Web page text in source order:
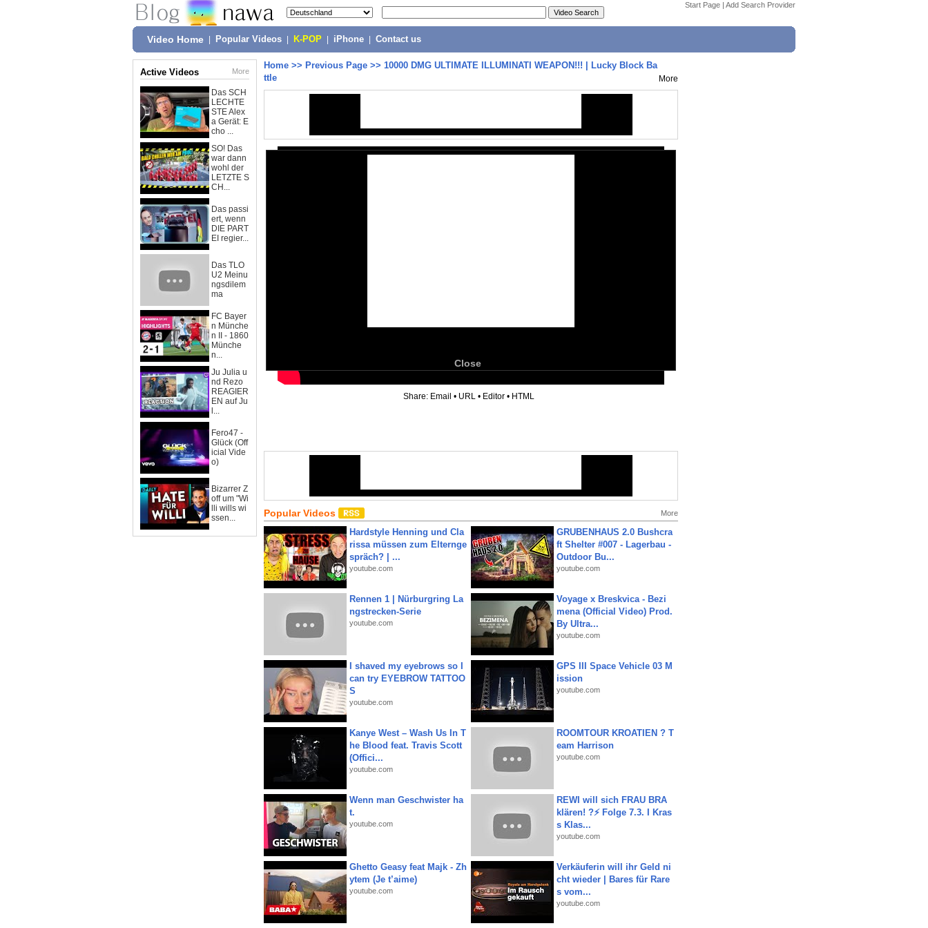
Start Page | Add Search Provider
Video Home Popular Videos K-POP iPhone Contact us
Active Videos More
Das SCH
LECHTE
STE Alex
a Gerät: E
cho ...
SO! Das
war dann
wohl der
LETZTE S
CH...
Das passi
ert, wenn
DIE PART
EI regier...
Das TLO
U2 Meinu
ngsdilem
ma
FC Bayer
n Münche
n II - 1860
Münche
n...
Ju Julia u
nd Rezo
REAGIER
EN auf Ju
l...
Fero47 -
Glück (Off
icial Vide
o)
Bizarrer Z
off um "Wi
lli wills wi
ssen...
Home >> Previous Page >> 10000 DMG ULTIMATE ILLUMINATI WEAPON!!! | Lucky Block Ba
ttle
More
Close
Share: Email • URL • Editor • HTML
Popular Videos More
Hardstyle Henning und Cla
rissa müssen zum Elternge
spräch? | ...
youtube.com
GRUBENHAUS 2.0 Bushcra
ft Shelter #007 - Lagerbau -
Outdoor Bu...
youtube.com
Rennen 1 | Nürburgring La
ngstrecken-Serie
youtube.com
Voyage x Breskvica - Bezi
mena (Official Video) Prod.
By Ultra...
youtube.com
I shaved my eyebrows so I
can try EYEBROW TATTOO
S
youtube.com
GPS III Space Vehicle 03 M
ission
youtube.com
Kanye West – Wash Us In T
he Blood feat. Travis Scott
(Offici...
youtube.com
ROOMTOUR KROATIEN ? T
eam Harrison
youtube.com
Wenn man Geschwister ha
t.
youtube.com
REWI will sich FRAU BRA
klären! ?⚡️ Folge 7.3. I Kras
s Klas...
youtube.com
Ghetto Geasy feat Majk - Zh
ytem (Je t’aime)
youtube.com
Verkäuferin will ihr Geld ni
cht wieder | Bares für Rare
s vom...
youtube.com